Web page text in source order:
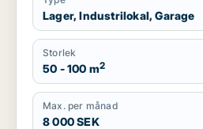
Lager, Industrilokal, Garage
Storlek
50 - 100 m2
Max. per månad
8 000 SEK